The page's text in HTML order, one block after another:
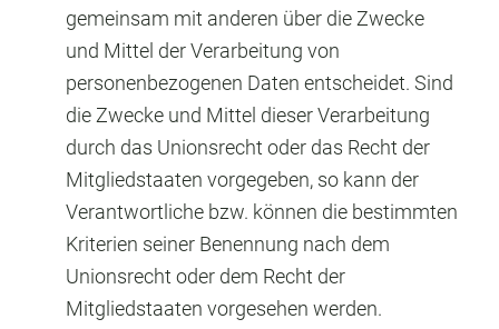
gemeinsam mit anderen über die Zwecke
und Mittel der Verarbeitung von
personenbezogenen Daten entscheidet. Sind
die Zwecke und Mittel dieser Verarbeitung
durch das Unionsrecht oder das Recht der
Mitgliedstaaten vorgegeben, so kann der
Verantwortliche bzw. können die bestimmten
Kriterien seiner Benennung nach dem
Unionsrecht oder dem Recht der
Mitgliedstaaten vorgesehen werden.